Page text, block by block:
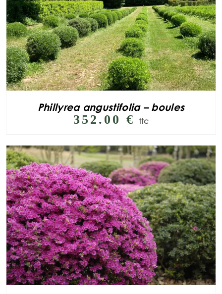
Phillyrea angustifolia – boules
352.00 € ttc